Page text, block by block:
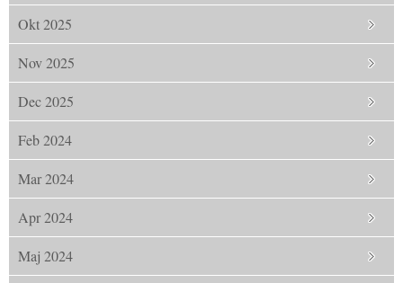
Okt 2025
Nov 2025
Dec 2025
Feb 2024
Mar 2024
Apr 2024
Maj 2024